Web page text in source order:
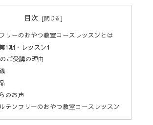
目次
リーのおやつ教室コースレッスンとは
1期・レッスン1
ご受講の理由
のお声
テンフリーのおやつ教室コースレッスン